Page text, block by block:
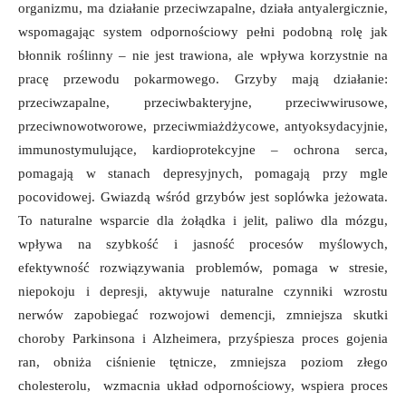
organizmu, ma działanie przeciwzapalne, działa antyalergicznie,
wspomagając system odpornościowy pełni podobną rolę jak
błonnik roślinny – nie jest trawiona, ale wpływa korzystnie na
pracę przewodu pokarmowego. Grzyby mają działanie:
przeciwzapalne, przeciwbakteryjne, przeciwwirusowe,
przeciwnowotworowe, przeciwmiażdżycowe, antyoksydacyjnie,
immunostymulujące, kardioprotekcyjne – ochrona serca,
pomagają w stanach depresyjnych, pomagają przy mgle
pocovidowej. Gwiazdą wśród grzybów jest soplówka jeżowata.
To naturalne wsparcie dla żołądka i jelit, paliwo dla mózgu,
wpływa na szybkość i jasność procesów myślowych,
efektywność rozwiązywania problemów, pomaga w stresie,
niepokoju i depresji, aktywuje naturalne czynniki wzrostu
nerwów zapobiegać rozwojowi demencji, zmniejsza skutki
choroby Parkinsona i Alzheimera, przyśpiesza proces gojenia
ran, obniża ciśnienie tętnicze, zmniejsza poziom złego
cholesterolu, wzmacnia układ odpornościowy, wspiera proces